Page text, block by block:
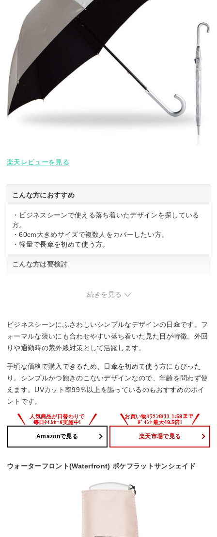
楽天レビューを見る
こんな方におすすめ
・ビジネスシーンで使える落ち着いたデザインを探している
方。
・60cm大きめサイズで複数人をカバーしたい方。
・軽量で長傘を初めて使う方。
こんな方は要検討
・コンパクトに折りたたんで持ち運びたい方。
続きを見る
ビジネスシーンにふさわしいシンプルなデザインの日傘です。フ
ォーマルな装いにも合わせやすい落ち着いた見た目が特徴。外回
りや通勤時の紫外線対策として活躍します。
手頃な価格で購入できるため、日傘を初めて使う方にもぴった
り。シンプルかつ飽きのこないデザインなので、年齢を問わず使
えます。UVカット率99％以上を謳っているのもおすすめのポイ
ントです。
Amazonで見る 楽天市場で見る
ウォーターフロント(Waterfront) ポケフラットサンシェイド